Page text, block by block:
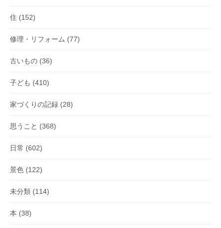
住 (152)
修理・リフォーム (77)
古いもの (36)
子ども (410)
家づくりの記録 (28)
思うこと (368)
日常 (602)
景色 (122)
未分類 (114)
本 (38)